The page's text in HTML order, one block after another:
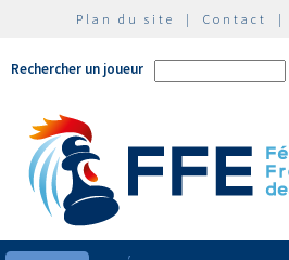
Plan du site | Contact |
Rechercher un joueur